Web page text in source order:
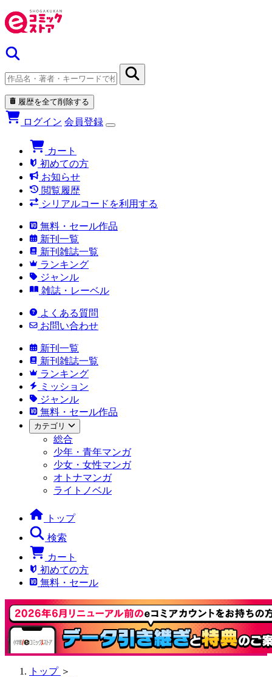
履歴を全て削除する
ログイン 会員登録
カート
初めての方
お知らせ
閲覧履歴
シリアルコードを利用する
無料・セール作品
新刊一覧
新刊雑誌一覧
ランキング
ジャンル
雑誌・レーベル
よくある質問
お問い合わせ
新刊一覧
新刊雑誌一覧
ランキング
ミッション
ジャンル
無料・セール作品
カテゴリ
総合
少年・青年マンガ
少女・女性マンガ
オトナマンガ
ライトノベル
トップ
検索
カート
初めての方
無料・セール
トップ ＞